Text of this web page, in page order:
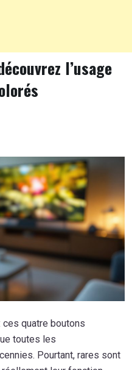
l’usage
ces quatre boutons
toutes les
Pourtant, rares sont